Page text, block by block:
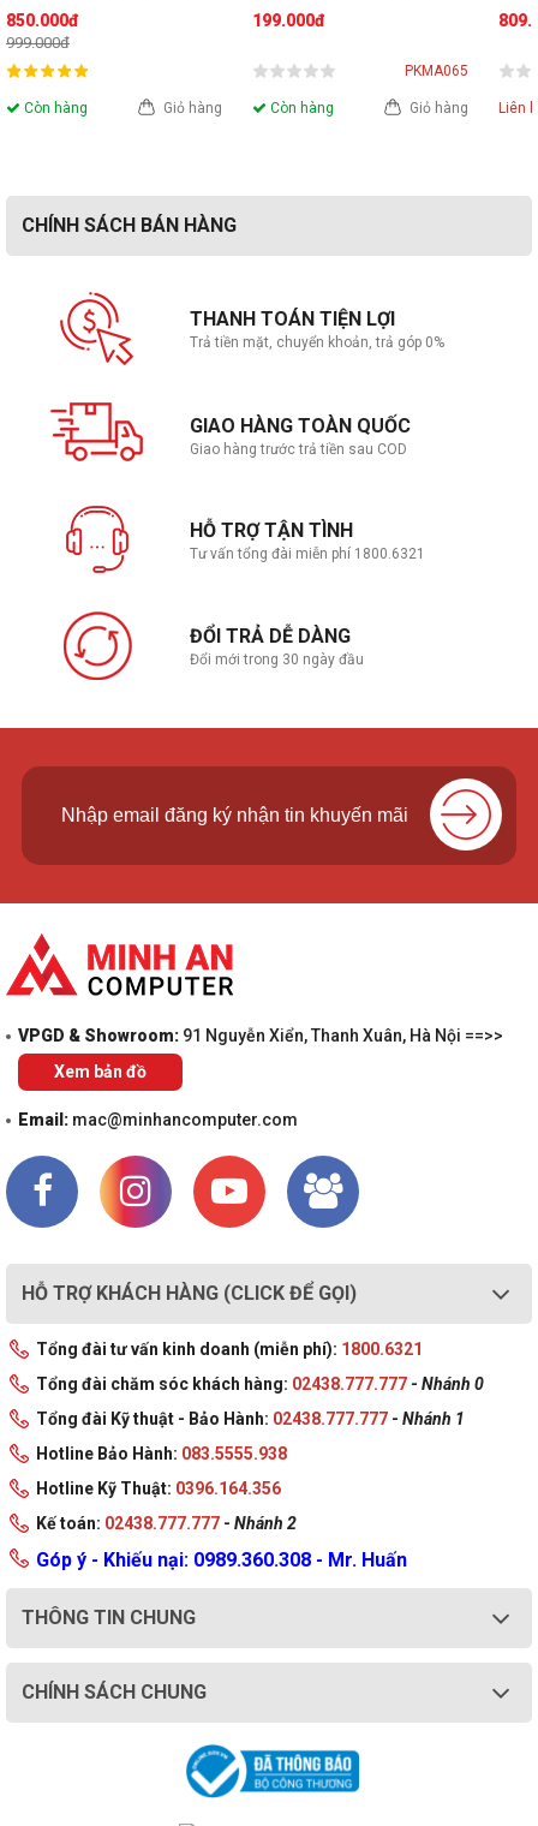
850.000đ
999.000đ
Còn hàng Giỏ hàng
EM2-5001
199.000đ
PKMA065
Còn hàng Giỏ hàng Liên
CHÍNH SÁCH BÁN HÀNG
THANH TOÁN TIỆN LỢI
Trả tiền mặt, chuyển khoản, trả góp 0%
GIAO HÀNG TOÀN QUỐC
Giao hàng trước trả tiền sau COD
HỖ TRỢ TẬN TÌNH
Tư vấn tổng đài miễn phí 1800.6321
ĐỔI TRẢ DỄ DÀNG
Đổi mới trong 30 ngày đầu
VPGD & Showroom: 91 Nguyễn Xiển, Thanh Xuân, Hà Nội ==>>
Xem bản đồ
Email: mac@minhancomputer.com
HỖ TRỢ KHÁCH HÀNG (CLICK ĐỂ GỌI)
Tổng đài tư vấn kinh doanh (miễn phí): 1800.6321
Tổng đài chăm sóc khách hàng: 02438.777.777 - Nhánh 0
Tổng đài Kỹ thuật - Bảo Hành: 02438.777.777 - Nhánh 1
Hotline Bảo Hành: 083.5555.938
Hotline Kỹ Thuật: 0396.164.356
Kế toán: 02438.777.777 - Nhánh 2
Góp ý - Khiếu nại: 0989.360.308 - Mr. Huấn
THÔNG TIN CHUNG
CHÍNH SÁCH CHUNG